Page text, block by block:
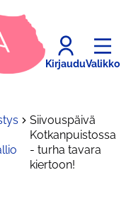
KirjauduValikko
Siivouspäivä
Kotkanpuistossa
- turha tavara
kiertoon!